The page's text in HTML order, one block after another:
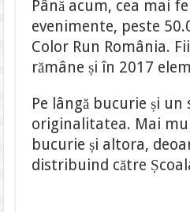
Până acum, cea mai
evenimente, peste
Color Run România.
rămâne și în 2017
Pe lângă bucurie și un
originalitatea. Mai
bucurie și altora,
distribuind către